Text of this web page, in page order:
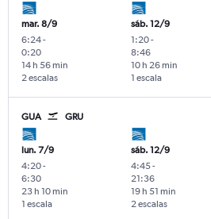
mar. 8/9
6:24-
0:20
2 escalas
14 h 56 min
sáb. 12/9
1:20-
8:46
1 escala
10 h 26 min
GUA GRU
lun. 7/9
4:20-
6:30
1 escala
23 h 10 min
sáb. 12/9
4:45-
21:36
2 escalas
19 h 51 min